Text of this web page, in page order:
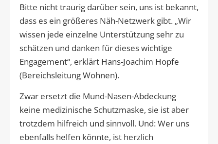
Bitte nicht traurig darüber sein, uns ist bekannt,
dass es ein größeres Näh-Netzwerk gibt. „Wir
wissen jede einzelne Unterstützung sehr zu
schätzen und danken für dieses wichtige
Engagement“, erklärt Hans-Joachim Hopfe
(Bereichsleitung Wohnen).
Zwar ersetzt die Mund-Nasen-Abdeckung
keine medizinische Schutzmaske, sie ist aber
trotzdem hilfreich und sinnvoll. Und: Wer uns
ebenfalls helfen könnte, ist herzlich